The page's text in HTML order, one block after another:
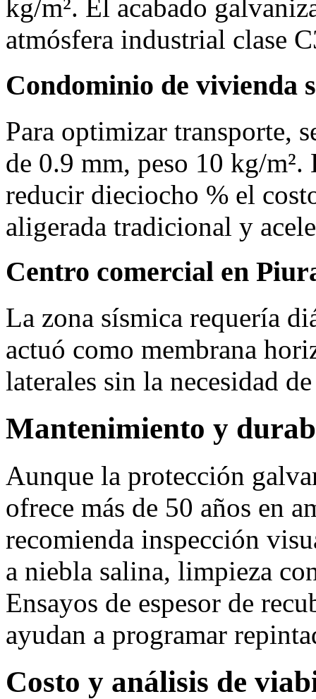
kg/m². El acabado
atmósfera industrial clase
Condominio de vivienda
Para optimizar transporte,
de 0.9 mm, peso 10 kg/
reducir dieciocho % el
aligerada tradicional y
Centro comercial en
La zona sísmica requería
actuó como membrana
laterales sin la necesidad
Mantenimiento y
Aunque la protección
ofrece más de 50 años en
recomienda inspección
a niebla salina, limpieza
Ensayos de espesor de
ayudan a programar
Costo y análisis de